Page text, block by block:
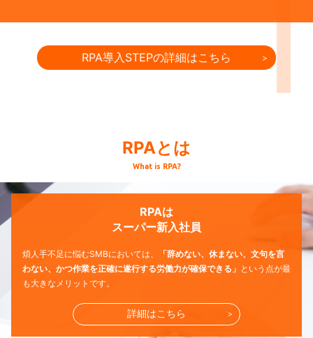
RPA導入STEPの詳細はこちら
RPAとは
What is RPA?
RPAは
スーパー新入社員
煩人手不足に悩むSMBにおいては、
「辞めない、休まない、文句を言
わない、かつ作業を正確に遂行する労働力が確保できる」 という点が最
も大きなメリットです。
詳細はこちら